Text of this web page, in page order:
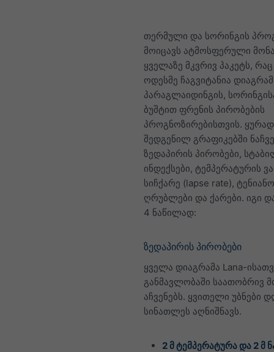
თერმული და სორინგის
მოიცავს ატმოსფერული
ყველაზე მკვრივ პაკეტს, რაც
ოდესმე ჩაგვიტანია
პარაგლაიდინგის,
ბუშტით ფრენის პირობების
პროგნოზირებისთვის.
შედგენილ გრაფიკებში
ზედაპირის პირობები,
ინდექსები, ტემპერატურის
სიჩქარე (lapse rate),
ღრუბლები და ქარები. იგი
4 ნაწილად:
ზედაპირის პირობები
ყველა დიაგრამა Lana-
განმავლობაში საათობრივ
აჩვენებს. ყვითელი უბნები
სინათლეს აღნიშნავს.
2 მ ტემპერატურა და 2 მ